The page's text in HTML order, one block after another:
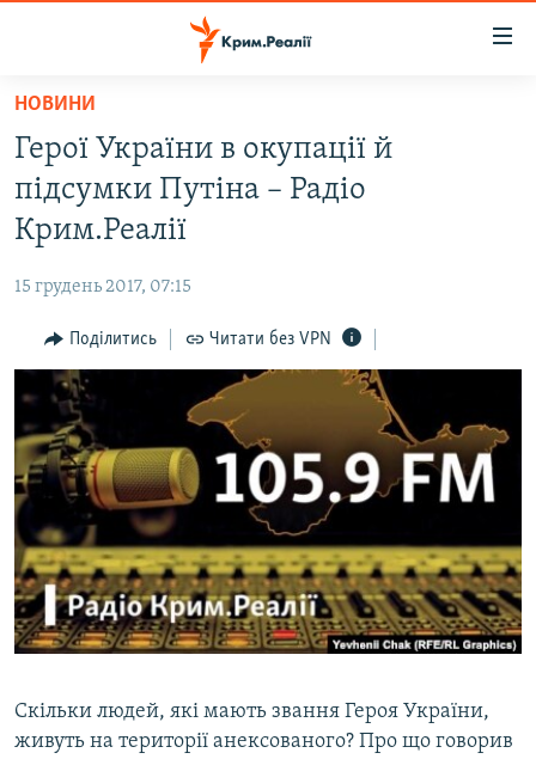
Перейти
основного
матеріалу
Перейти
до
основної
навігації
Перейти
до
пошуку
ВОДА.КРИМ
ВІДЕО ТА ФОТО
БЛОГИ
ПОГЛЯД
ІНТЕРВ'Ю
ВСЕ ЗА ДЕНЬ
СПЕЦПРОЕКТИ
ДЕПОРТАЦІЯ
ВІДЕОУРОКИ «ELIFBE»
СВІДЧЕННЯ ОКУПАЦІЇ
УКРАЇНСЬКА ПРОБЛЕМА КРИМУ
ЯК ОБІЙТИ БЛОКУВАННЯ
Русский
Qırımtatar
НОВИНИ
Герої України в окупації й
підсумки Путіна – Радіо
Крим.Реалії
15 грудень 2017, 07:15
Поділитись Читати без VPN
Скільки людей, які мають звання Героя України,
живуть на території анексованого? Про що говорив